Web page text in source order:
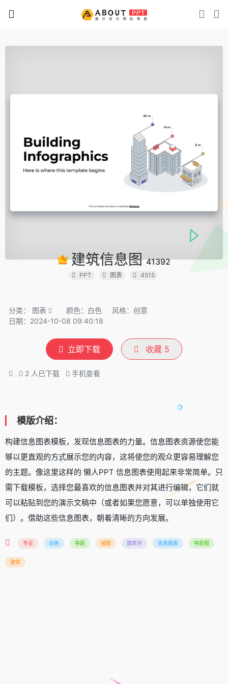
建筑信息图41392
PPT 图表 4515
分类： 图表 颜色：白色
风格：创意
日期：2024-10-08 09:40:18
立即下载 收藏 5
2 人已下载 手机查看
模版介绍：
构建信息图表模板，发现信息图表的力量。信息图表资源使您能
够以更直观的方式展示您的内容，这将使您的观众更容易理解您
的主题。像这里这样的 懒人PPT 信息图表使用起来非常简单。只
需下载模板，选择您最喜欢的信息图表并对其进行编辑，它们就
可以粘贴到您的演示文稿中（或者如果您愿意，可以单独使用它
们）。借助这些信息图表，朝着清晰的方向发展。
专业 白色 等距 插图 建筑学 信息图表 等距图
建筑